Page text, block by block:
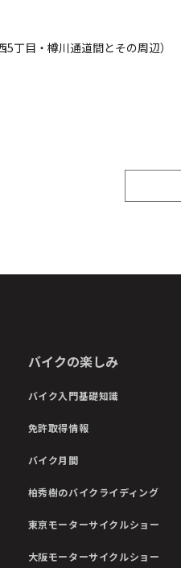
丁目・樽川通道間とその周辺）
バイクの楽しみ
バイク入門基礎知識
免許取得情報
バイク月間
柏秀樹のバイクライディング
東京モーターサイクルショー
大阪モーターサイクルショー